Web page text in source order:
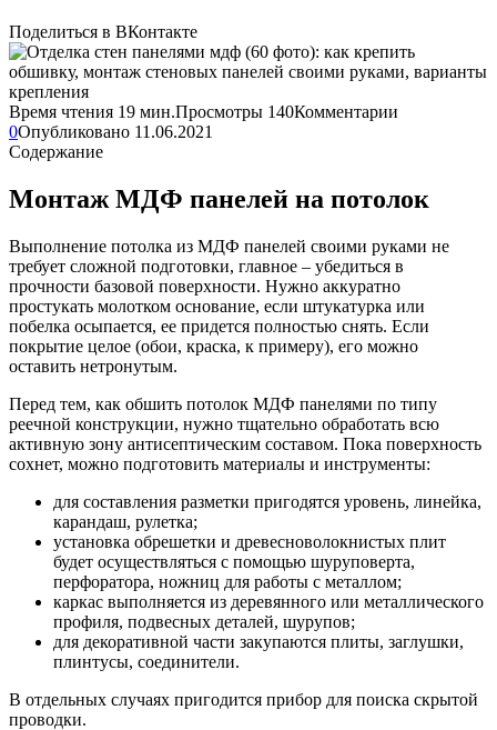
Поделиться в ВКонтакте
Время чтения 19 мин.Просмотры 140Комментарии
0Опубликовано 11.06.2021
Содержание
Монтаж МДФ панелей на потолок
Выполнение потолка из МДФ панелей своими руками не
требует сложной подготовки, главное – убедиться в
прочности базовой поверхности. Нужно аккуратно
простукать молотком основание, если штукатурка или
побелка осыпается, ее придется полностью снять. Если
покрытие целое (обои, краска, к примеру), его можно
оставить нетронутым.
Перед тем, как обшить потолок МДФ панелями по типу
реечной конструкции, нужно тщательно обработать всю
активную зону антисептическим составом. Пока поверхность
сохнет, можно подготовить материалы и инструменты:
для составления разметки пригодятся уровень, линейка,
карандаш, рулетка;
установка обрешетки и древесноволокнистых плит
будет осуществляться с помощью шуруповерта,
перфоратора, ножниц для работы с металлом;
каркас выполняется из деревянного или металлического
профиля, подвесных деталей, шурупов;
для декоративной части закупаются плиты, заглушки,
плинтусы, соединители.
В отдельных случаях пригодится прибор для поиска скрытой
проводки.